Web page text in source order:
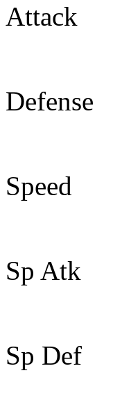
Attack
Defense
Speed
Sp Atk
Sp Def